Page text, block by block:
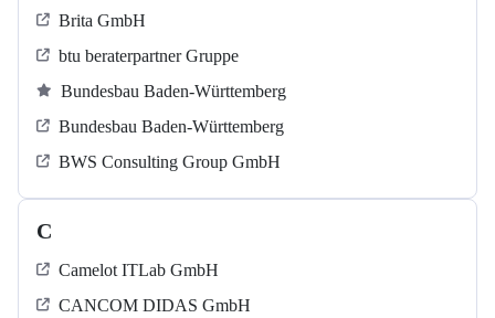
Brita GmbH
btu beraterpartner Gruppe
Bundesbau Baden-Württemberg
Bundesbau Baden-Württemberg
BWS Consulting Group GmbH
C
Camelot ITLab GmbH
CANCOM DIDAS GmbH